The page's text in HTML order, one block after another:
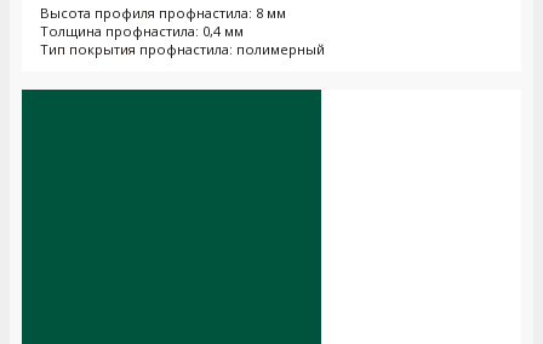
Высота профиля профнастила: 8 мм
Толщина профнастила: 0,4 мм
Тип покрытия профнастила: полимерный